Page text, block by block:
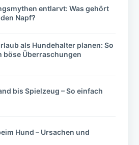
entlarvt: Was gehört
Napf?
als Hundehalter planen: So
böse Überraschungen
bis Spielzeug – So einfach
Hund – Ursachen und